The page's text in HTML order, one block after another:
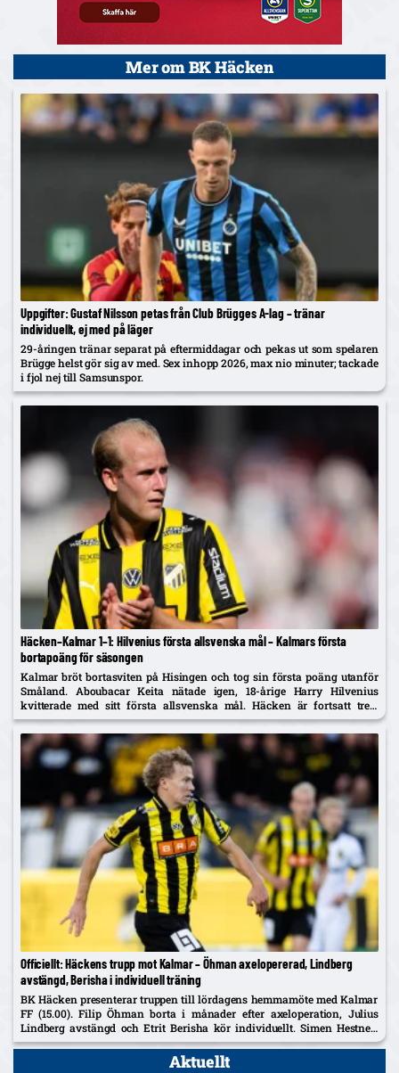
Mer om BK Häcken
Uppgifter: Gustaf Nilsson petas från Club Brügges A-lag – tränar
individuellt, ej med på läger
29-åringen tränar separat på eftermiddagar och pekas ut som spelaren
Brügge helst gör sig av med. Sex inhopp 2026, max nio minuter; tackade
i fjol nej till Samsunspor.
Häcken–Kalmar 1–1: Hilvenius första allsvenska mål – Kalmars första
bortapoäng för säsongen
Kalmar bröt bortasviten på Hisingen och tog sin första poäng utanför
Småland. Aboubacar Keita nätade igen, 18-årige Harry Hilvenius
kvitterade med sitt första allsvenska mål. Häcken är fortsatt trea,
Kalmar kliver upp på tionde plats.
Officiellt: Häckens trupp mot Kalmar – Öhman axelopererad, Lindberg
avstängd, Berisha i individuell träning
BK Häcken presenterar truppen till lördagens hemmamöte med Kalmar
FF (15.00). Filip Öhman borta i månader efter axeloperation, Julius
Lindberg avstängd och Etrit Berisha kör individuellt. Simen Hestnes,
30, hyllas efter hemmadebuten mot AIK.
Aktuellt